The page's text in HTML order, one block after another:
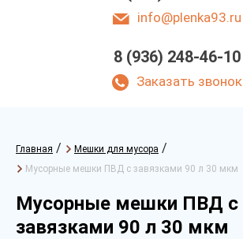
info@plenka93.ru
8 (936) 248-46-10
Заказать звонок
Главная / Мешки для мусора /
Мусорные мешки ПВД с завязками 90 л 30 мкм
Мусорные мешки ПВД с
завязками 90 л 30 мкм